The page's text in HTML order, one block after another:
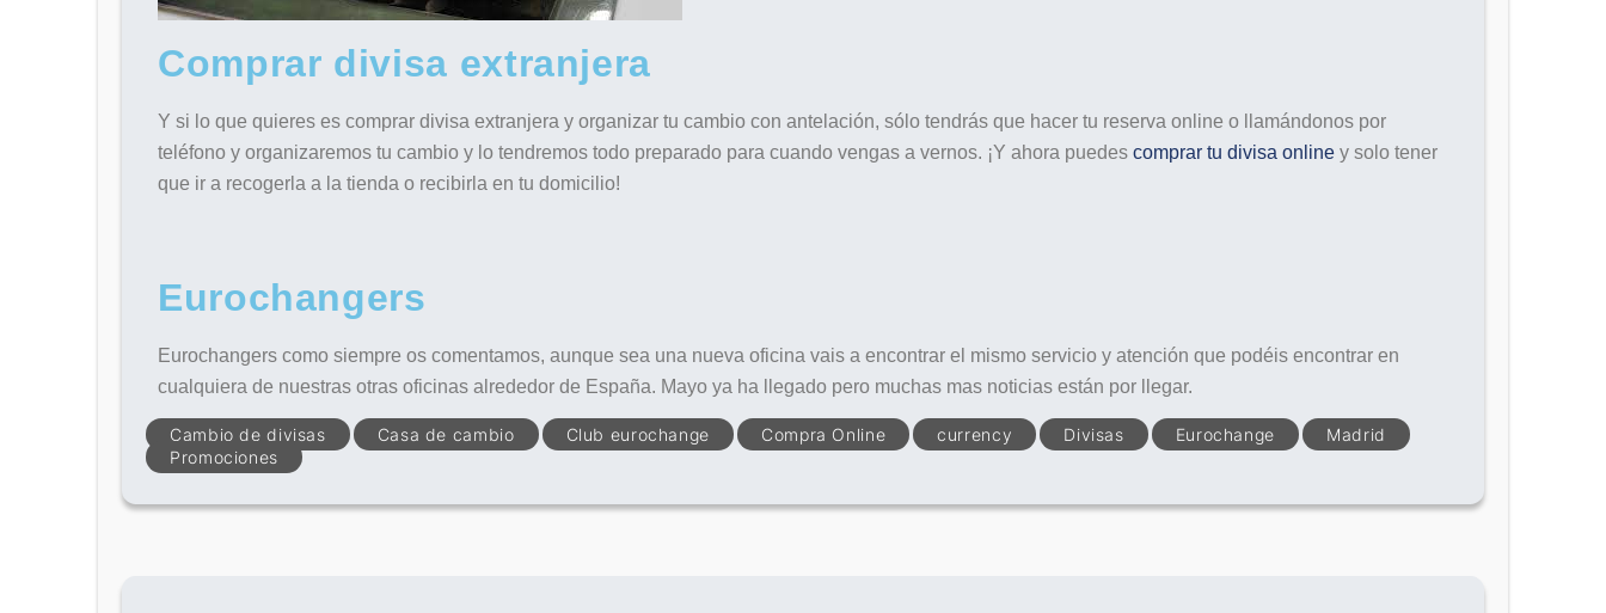
Comprar divisa extranjera
Y si lo que quieres es comprar divisa extranjera y organizar tu cambio con antelación, sólo tendrás que hacer tu reserva online o llamándonos por
teléfono y organizaremos tu cambio y lo tendremos todo preparado para cuando vengas a vernos. ¡Y ahora puedes comprar tu divisa online y solo tener
que ir a recogerla a la tienda o recibirla en tu domicilio!
Eurochangers
Eurochangers como siempre os comentamos, aunque sea una nueva oficina vais a encontrar el mismo servicio y atención que podéis encontrar en
cualquiera de nuestras otras oficinas alrededor de España. Mayo ya ha llegado pero muchas mas noticias están por llegar.
Cambio de divisas Casa de cambio Club eurochange Compra Online currency Divisas Eurochange
Madrid
Promociones